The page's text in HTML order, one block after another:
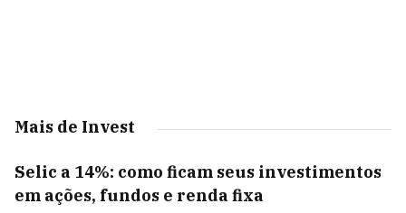
Mais de Invest
Selic a 14%: como ficam seus investimentos
em ações, fundos e renda fixa